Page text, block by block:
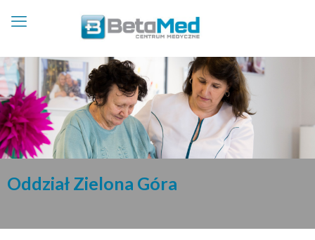
Oddział Zielona Góra